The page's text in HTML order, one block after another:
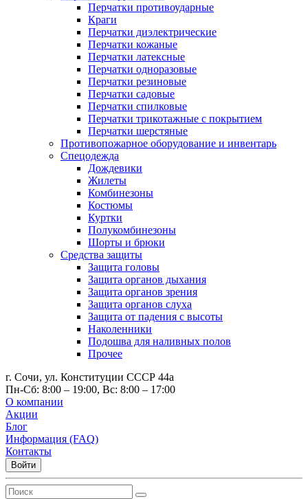
Перчатки противоударные
Краги
Перчатки диэлектрические
Перчатки кожаные
Перчатки латексные
Перчатки одноразовые
Перчатки резиновые
Перчатки садовые
Перчатки спилковые
Перчатки трикотажные с покрытием
Перчатки шерстяные
Противопожарное оборудование и инвентарь
Спецодежда
Дождевики
Жилеты
Комбинезоны
Костюмы
Куртки
Полукомбинезоны
Шорты и брюки
Средства защиты
Защита головы
Защита органов дыхания
Защита органов зрения
Защита органов слуха
Защита от падения с высоты
Наколенники
Подошва для наливных полов
Прочее
г. Сочи, ул. Конституции СССР 44а
Пн-Сб: 8:00 – 19:00, Вс: 8:00 – 17:00
О компании
Акции
Блог
Информация (FAQ)
Контакты
Войти